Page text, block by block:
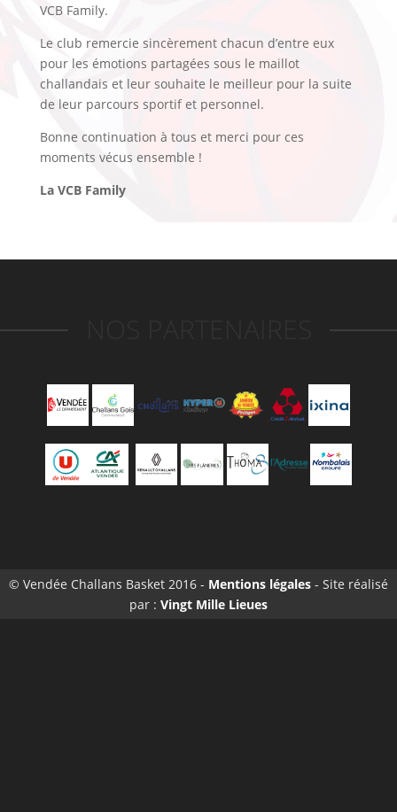
VCB Family.
Le club remercie sincèrement chacun d’entre eux
pour les émotions partagées sous le maillot
challandais et leur souhaite le meilleur pour la suite
de leur parcours sportif et personnel.
Bonne continuation à tous et merci pour ces
moments vécus ensemble !
La VCB Family
© Vendée Challans Basket 2016 - Mentions légales - Site réalisé
par : Vingt Mille Lieues